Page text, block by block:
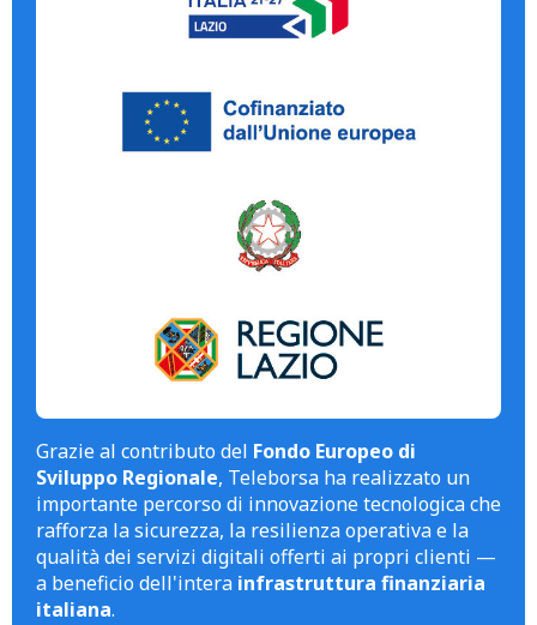
Grazie al contributo del Fondo Europeo di
Sviluppo Regionale, Teleborsa ha realizzato un
importante percorso di innovazione tecnologica che
rafforza la sicurezza, la resilienza operativa e la
qualità dei servizi digitali offerti ai propri clienti —
a beneficio dell'intera infrastruttura finanziaria
italiana.